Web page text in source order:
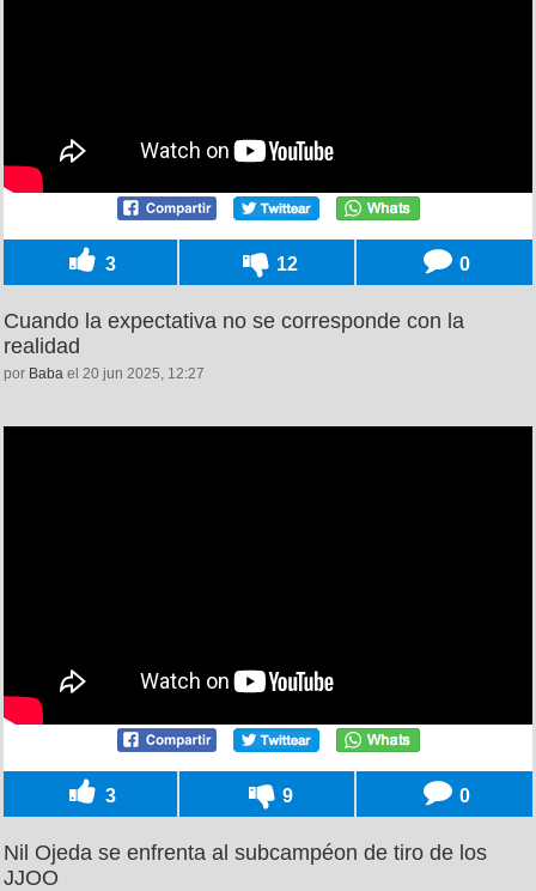
3 12 0
Cuando la expectativa no se corresponde con la
realidad
por Baba el 20 jun 2025, 12:27
3 9 0
Nil Ojeda se enfrenta al subcampéon de tiro de los
JJOO